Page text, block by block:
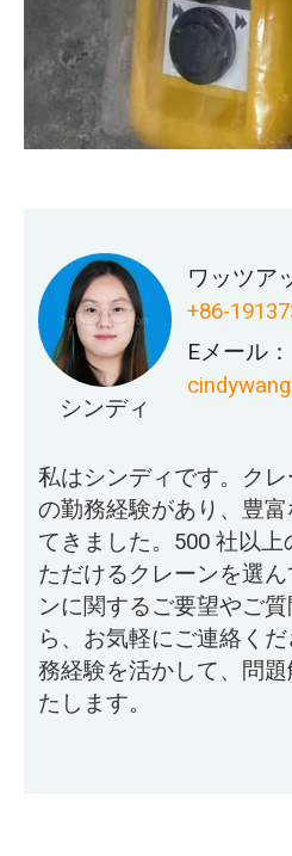
シンディ
ワッツア
+86-
Eメール：
私はシンディです。ク
の勤務経験があり、豊
てきました。500 社以
ただけるクレーンを選
ンに関するご要望やご
ら、お気軽にご連絡く
務経験を活かして、問
たします。